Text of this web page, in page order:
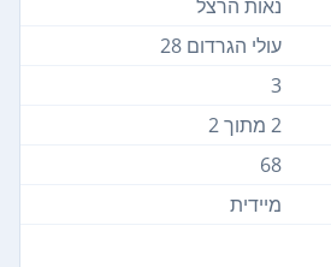
נאות הרצל
עולי הגרדום 28
3
2 מתוך 2
68
מיידית